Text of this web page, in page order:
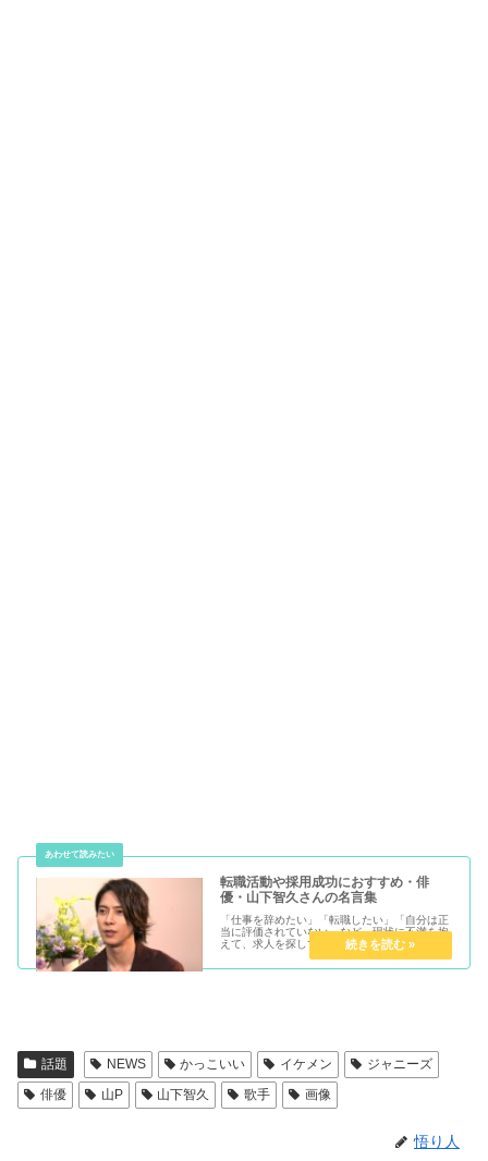
転職活動や採用成功におすすめ・俳
優・山下智久さんの名言集
「仕事を辞めたい」「転職したい」「自分は正
当に評価されていない」など、現状に不満を抱
えて、求人を探している求職者の方をこの記事
の読者としておすすめします。あなたの転職活
動の背中を押すために、俳優・山下智久さんの
話題 NEWS かっこいい イケメン
ジャニーズ
俳優
山P 山下智久 歌手 画像
悟り人